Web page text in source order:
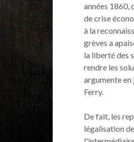
années 1860,
de crise
à la
grèves a
la liberté des
rendre les
argumente en
Ferry.
De fait, les
légalisation